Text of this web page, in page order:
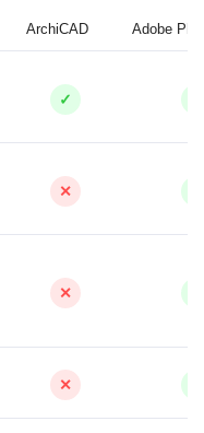
ArchiCAD Adobe
✓
✕
✕
✕